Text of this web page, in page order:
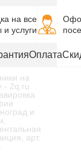
на все
и услуги
Оплата
на
- 2q.ru
и
арт.